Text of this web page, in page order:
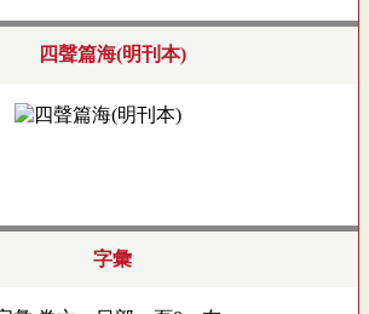
四聲篇海(明刊本)
字彙